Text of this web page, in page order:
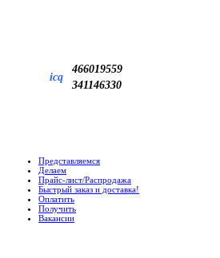
icq
466019559
341146330
Представляемся
Делаем
Прайс-лист/Распродажа
Быстрый заказ и доставка!
Оплатить
Получить
Вакансии